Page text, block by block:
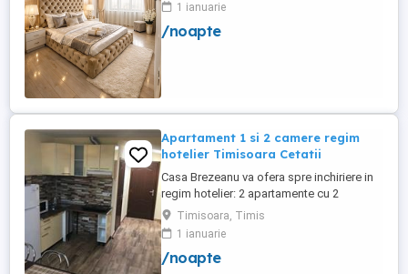
1 ianuarie
/noapte
Apartament 1 si 2 camere regim
hotelier Timisoara Cetatii
Casa Brezeanu va ofera spre inchiriere in
regim hotelier: 2 apartamente cu 2
dormitoare, baie si bucatarie proprie. (4
locuri cazare in fiecare apartament) 1
apartament cu 1 dormitor, baie si
bucatarie proprie. (3 locuri cazare) Fiecare
Timisoara, Timis
1 ianuarie
/noapte